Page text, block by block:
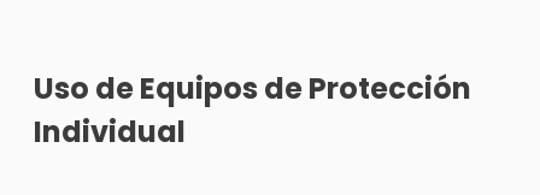
Uso de Equipos de Protección
Individual